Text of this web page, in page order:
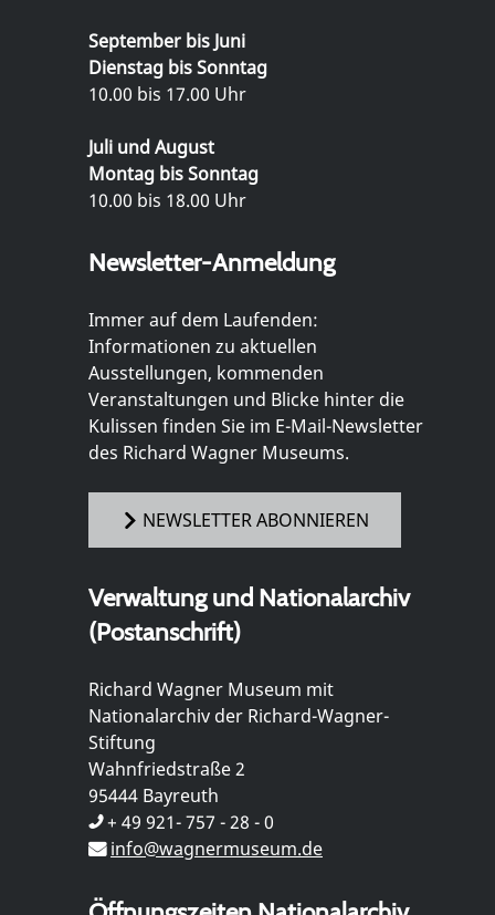
September bis Juni
Dienstag bis Sonntag
10.00 bis 17.00 Uhr
Juli und August
Montag bis Sonntag
10.00 bis 18.00 Uhr
Newsletter-Anmeldung
Immer auf dem Laufenden:
Informationen zu aktuellen
Ausstellungen, kommenden
Veranstaltungen und Blicke hinter die
Kulissen finden Sie im E-Mail-Newsletter
des Richard Wagner Museums.
NEWSLETTER ABONNIEREN
Verwaltung und Nationalarchiv
(Postanschrift)
Richard Wagner Museum mit
Nationalarchiv der Richard-Wagner-
Stiftung
Wahnfriedstraße 2
95444 Bayreuth
+ 49 921- 757 - 28 - 0
info@wagnermuseum.de